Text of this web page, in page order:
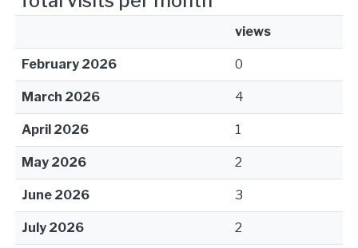
views
February 2026 0
March 2026 4
April 2026 1
May 2026 2
June 2026 3
July 2026 2